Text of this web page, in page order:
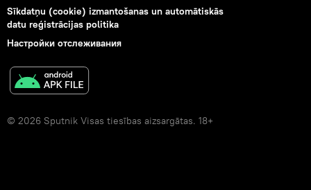
Sīkdatņu (cookie) izmantošanas un automātiskās
datu reģistrācijas politika
Настройки отслеживания
© 2026 Sputnik Visas tiesības aizsargātas. 18+